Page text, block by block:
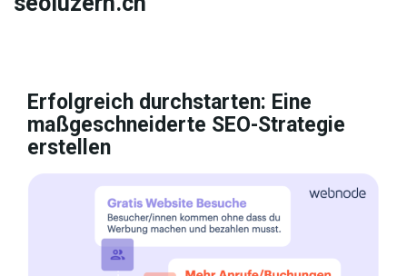
Erfolgreich durchstarten: Eine
maßgeschneiderte SEO-Strategie
erstellen